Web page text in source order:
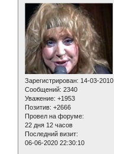
Зарегистрирован: 14-03-2010
Сообщений: 2340
Уважение: +1953
Позитив: +2666
Провел на форуме:
22 дня 12 часов
Последний визит:
06-06-2020 22:30:10